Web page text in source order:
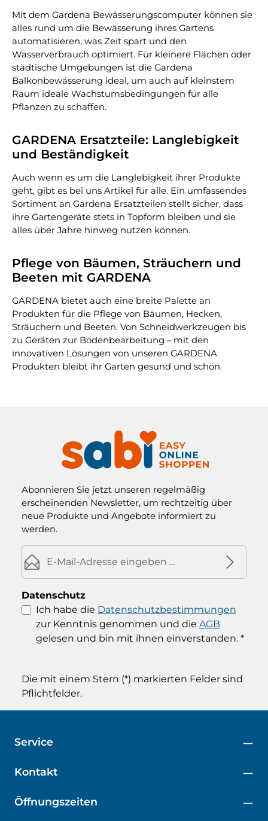
Mit dem Gardena Bewässerungscomputer können sie
alles rund um die Bewässerung ihres Gartens
automatisieren, was Zeit spart und den
Wasserverbrauch optimiert. Für kleinere Flächen oder
städtische Umgebungen ist die Gardena
Balkonbewässerung ideal, um auch auf kleinstem
Raum ideale Wachstumsbedingungen für alle
Pflanzen zu schaffen.
GARDENA Ersatzteile: Langlebigkeit
und Beständigkeit
Auch wenn es um die Langlebigkeit ihrer Produkte
geht, gibt es bei uns Artikel für alle. Ein umfassendes
Sortiment an Gardena Ersatzteilen stellt sicher, dass
ihre Gartengeräte stets in Topform bleiben und sie
alles über Jahre hinweg nutzen können.
Pflege von Bäumen, Sträuchern und
Beeten mit GARDENA
GARDENA bietet auch eine breite Palette an
Produkten für die Pflege von Bäumen, Hecken,
Sträuchern und Beeten. Von Schneidwerkzeugen bis
zu Geräten zur Bodenbearbeitung – mit den
innovativen Lösungen von unseren GARDENA
Produkten bleibt ihr Garten gesund und schön.
Abonnieren Sie jetzt unseren regelmäßig
erscheinenden Newsletter, um rechtzeitig über
neue Produkte und Angebote informiert zu
werden.
Datenschutz
Ich habe die Datenschutzbestimmungen
zur Kenntnis genommen und die AGB
gelesen und bin mit ihnen einverstanden. *
Die mit einem Stern (*) markierten Felder sind
Pflichtfelder.
Kontakt
Öffnungszeiten
Service